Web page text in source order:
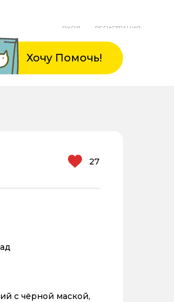
ВХОД РЕГИСТРАЦИЯ
Хочу Помочь!
27
с чёрной маской,